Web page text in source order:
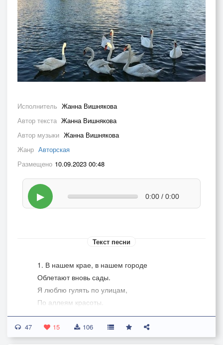
Исполнитель Жанна Вишнякова
Автор текста Жанна Вишнякова
Автор музыки Жанна Вишнякова
Жанр Авторская
Размещено 10.09.2023 00:48
▶ 0:00 / 0:00
Текст песни
1. В нашем крае, в нашем городе
Облетают вновь сады.
Я люблю гулять по улицам,
По аллеям красоты.
Вот течёт река великая,
Та, что Волгою зовут.
И природа многоликая,
47 15 106